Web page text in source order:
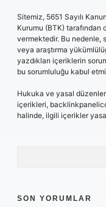
Sitemiz, 5651 Sayılı
Kurumu (BTK) tarafından
vermektedir. Bu nedenle,
veya araştırma
yazdıkları içeriklerin
bu sorumluluğu kabul
Hukuka ve yasal
içerikleri,
halinde, ilgili içerikler
SON YORUMLAR